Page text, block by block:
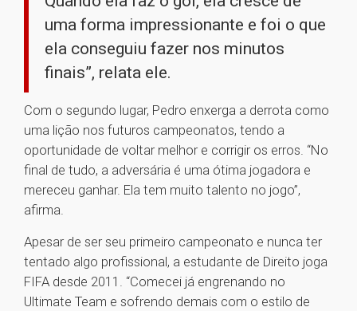
uma forma impressionante e foi o que
ela conseguiu fazer nos minutos
finais”, relata ele.
Com o segundo lugar, Pedro enxerga a derrota como
uma lição nos futuros campeonatos, tendo a
oportunidade de voltar melhor e corrigir os erros. “No
final de tudo, a adversária é uma ótima jogadora e
mereceu ganhar. Ela tem muito talento no jogo”,
afirma.
Apesar de ser seu primeiro campeonato e nunca ter
tentado algo profissional, a estudante de Direito joga
FIFA desde 2011. “Comecei já engrenando no
Ultimate Team e sofrendo demais com o estilo de